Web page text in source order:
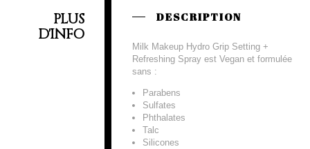
PLUS
D'INFO
DESCRIPTION
Milk Makeup Hydro Grip Setting +
Refreshing Spray est Vegan et formulée
sans :
Parabens
Sulfates
Phthalates
Talc
Silicones